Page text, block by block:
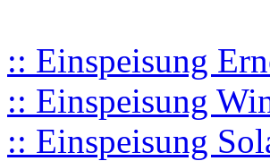
:: Einspeisung
:: Einspeisung
:: Einspeisung